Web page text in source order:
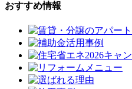
おすすめ情報